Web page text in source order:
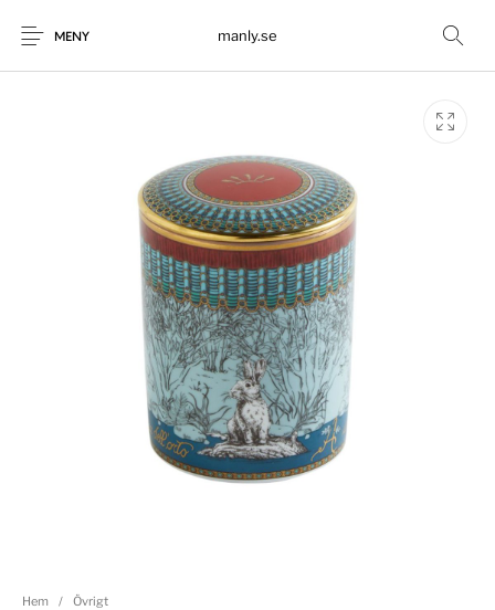
MENY manly.se
Hem / Övrigt